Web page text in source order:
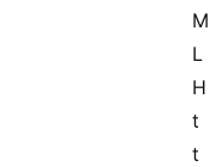
M
L
H
t
t